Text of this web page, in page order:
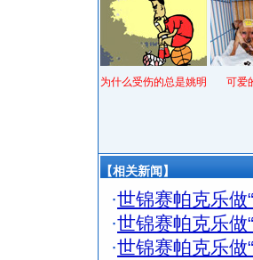
为什么受伤的总是姚明 可爱
【相关新闻】
·世锦赛帕克乐做
·世锦赛帕克乐做
·世锦赛帕克乐做